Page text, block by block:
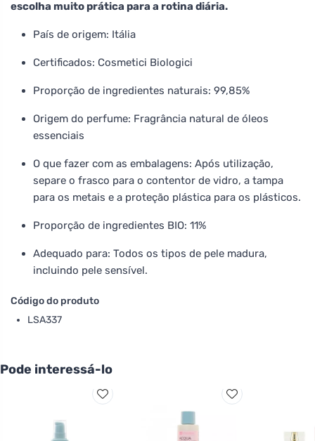
escolha muito prática para a rotina diária.
País de origem: Itália
Certificados: Cosmetici Biologici
Proporção de ingredientes naturais: 99,85%
Origem do perfume: Fragrância natural de óleos
essenciais
O que fazer com as embalagens: Após utilização,
separe o frasco para o contentor de vidro, a tampa
para os metais e a proteção plástica para os plásticos.
Proporção de ingredientes BIO: 11%
Adequado para: Todos os tipos de pele madura,
incluindo pele sensível.
Código do produto
LSA337
Pode interessá-lo